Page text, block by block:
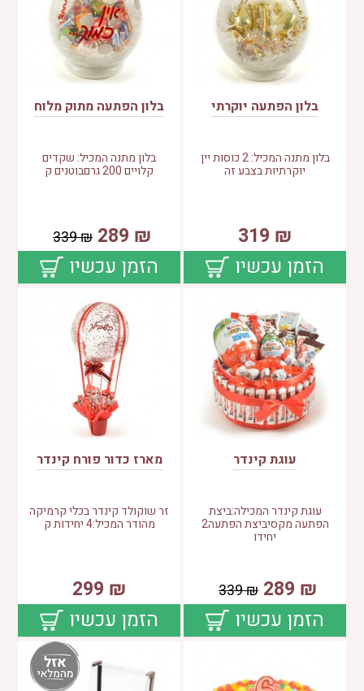
בלון הפתעה יוקרתי
בלון מתנה המכיל: 2 כוסות יין
יוקרתיות בצבע זה
₪
319
הזמן עכשיו
בלון הפתעה מתוק מלוח
בלון מתנה המכיל: שקדים
קלויים 200 גרםבוטנים ק
₪
289
₪
339
הזמן עכשיו
עוגת קינדר
עוגת קינדר המכילה:ביצת
הפתעה מקסיביצת הפתעה2
יחידו
₪
289
₪
339
הזמן עכשיו
מארז כדור פורח קינדר
זר שוקולד קינדר בכלי קרמיקה
מהודר המכיל:4 יחידות ק
₪
299
הזמן עכשיו